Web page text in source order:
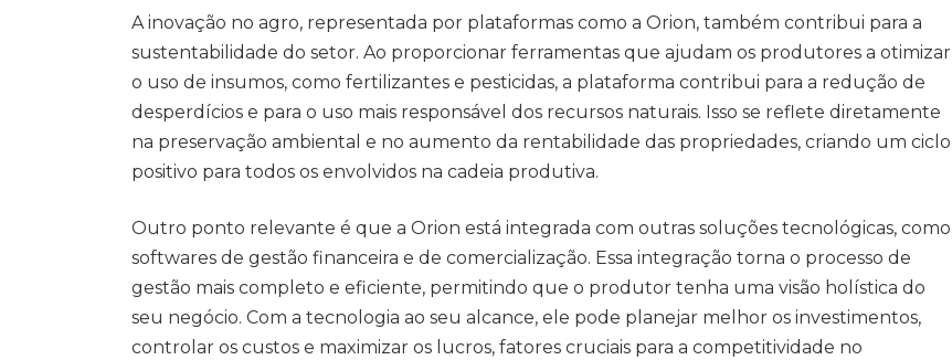
A inovação no agro, representada por plataformas como a Orion, também contribui para a
sustentabilidade do setor. Ao proporcionar ferramentas que ajudam os produtores a otimizar
o uso de insumos, como fertilizantes e pesticidas, a plataforma contribui para a redução de
desperdícios e para o uso mais responsável dos recursos naturais. Isso se reflete diretamente
na preservação ambiental e no aumento da rentabilidade das propriedades, criando um ciclo
positivo para todos os envolvidos na cadeia produtiva.
Outro ponto relevante é que a Orion está integrada com outras soluções tecnológicas, como
softwares de gestão financeira e de comercialização. Essa integração torna o processo de
gestão mais completo e eficiente, permitindo que o produtor tenha uma visão holística do
seu negócio. Com a tecnologia ao seu alcance, ele pode planejar melhor os investimentos,
controlar os custos e maximizar os lucros, fatores cruciais para a competitividade no